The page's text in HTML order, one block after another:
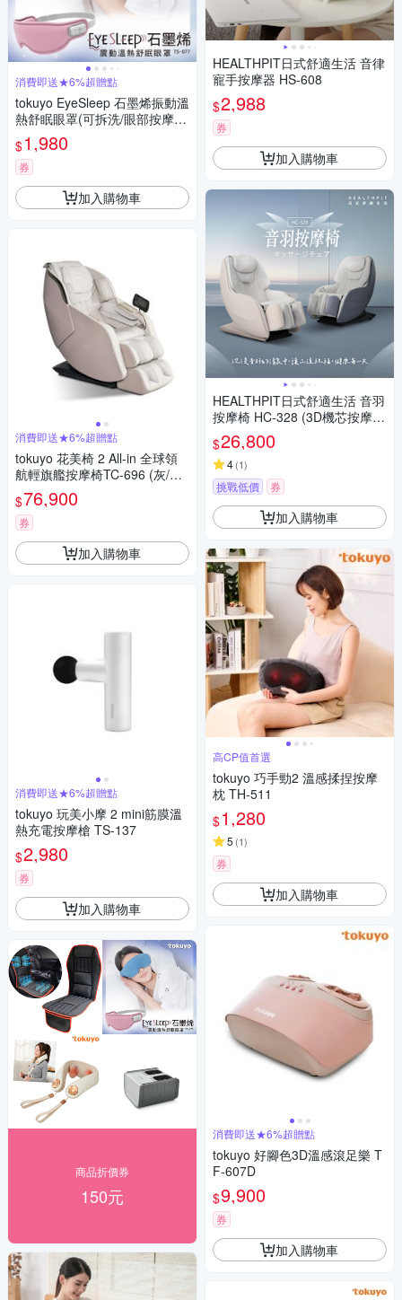
消費即送★6%超贈點
tokuyo EyeSleep 石墨烯振動溫
熱舒眠眼罩(可拆洗/眼部按摩)
TS-077
$1,980
券
加入購物車
消費即送★6%超贈點
tokuyo 花美椅 2 All-in 全球領
航輕旗艦按摩椅TC-696 (灰/棕)
MIT
$76,900
券
加入購物車
消費即送★6%超贈點
tokuyo 玩美小摩 2 mini筋膜溫
熱充電按摩槍 TS-137
$2,980
券
加入購物車
商品折價券
150元
HEALTHPIT日式舒適生活 音律
寵手按摩器 HS-608
$2,988
券
加入購物車
HEALTHPIT日式舒適生活 音羽
按摩椅 HC-328 (3D機芯按摩/
足三里凸點氣壓設計)
$26,800
4(1)
挑戰低價 券
加入購物車
高CP值首選
tokuyo 巧手勁2 溫感揉捏按摩
枕 TH-511
$1,280
5 (1)
券
加入購物車
消費即送★6%超贈點
tokuyo 好腳色3D溫感滾足樂 T
F-607D
$9,900
券
加入購物車